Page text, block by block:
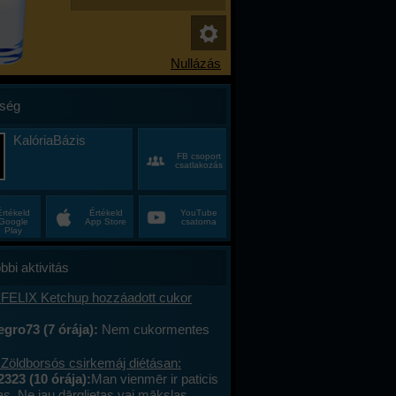
KalóriaBázis
FB csoport
csatlakozás
Play
Értékeld
App Store
YouTube
csatorna
aktivitás
Ketchup hozzáadott cukor
(7 órája): Nem cukormentes
csirkemáj diétásan:
(10 órája):Man vienmēr ir paticis